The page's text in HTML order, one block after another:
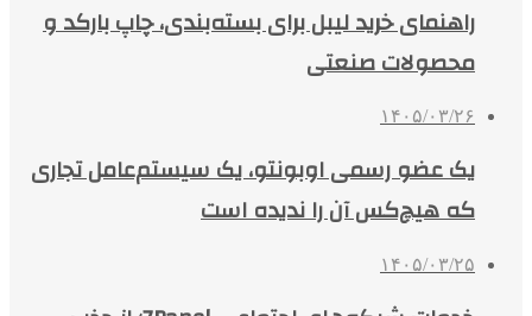
راهنمای خرید لیبل برای بسته‌بندی، چاپ بارکد و
محصولات صنعتی
۱۴۰۵/۰۳/۲۶
یک عضو رسمی اوبونتو، یک سیستم‌عامل تجاری
که هیچ‌کس آن را ندیده است
۱۴۰۵/۰۳/۲۵